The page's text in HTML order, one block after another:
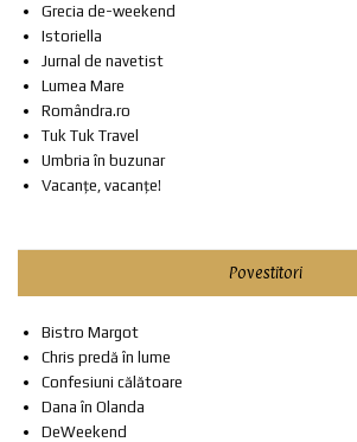
Grecia de-weekend
Istoriella
Jurnal de navetist
Lumea Mare
Romândra.ro
Tuk Tuk Travel
Umbria în buzunar
Vacanțe, vacanțe!
Povestitori
Bistro Margot
Chris predă în lume
Confesiuni călătoare
Dana în Olanda
DeWeekend